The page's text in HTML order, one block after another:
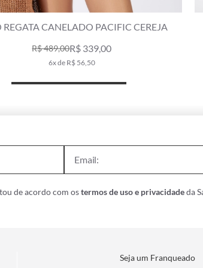
LACINHO JUNTO SAN DIEGO ROSA
R$ 229,00R$ 139,00
2x de R$ 69,50
de acordo com ostermos de uso e privacidadeda
Seja um Franqueado